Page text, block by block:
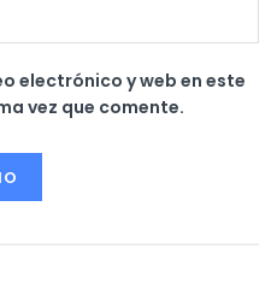
electrónico y web en este
vez que comente.